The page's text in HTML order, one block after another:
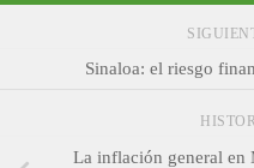
Sinaloa: el riesgo
La inflación general en